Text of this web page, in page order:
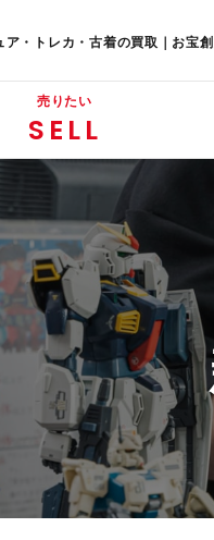
ア・トレカ・古着の買取｜お宝
売りたい
SELL